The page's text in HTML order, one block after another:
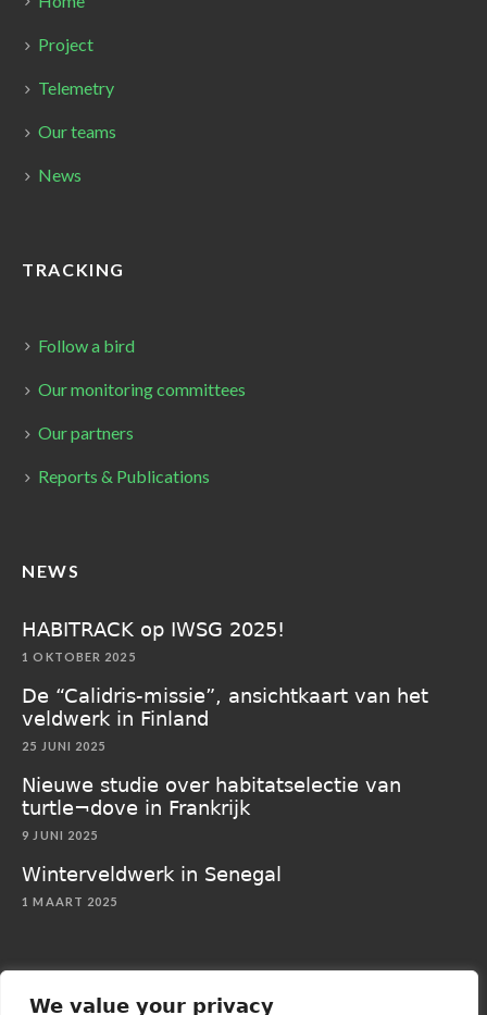
We value your privacy
Project
Telemetry
Our teams
News
TRACKING
Follow a bird
Our monitoring committees
Our partners
Reports & Publications
NEWS
HABITRACK op IWSG 2025!
1 OKTOBER 2025
De “Calidris‑missie”, ansichtkaart van het
veldwerk in Finland
25 JUNI 2025
Nieuwe studie over habitatselectie van
turtle¬dove in Frankrijk
9 JUNI 2025
Winterveldwerk in Senegal
1 MAART 2025